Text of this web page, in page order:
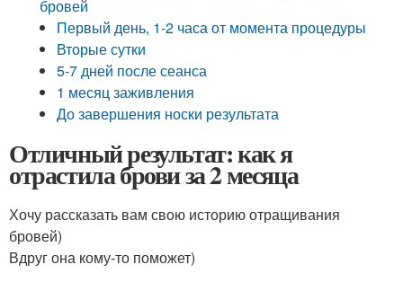
бровей
Первый день, 1-2 часа от момента процедуры
Вторые сутки
5-7 дней после сеанса
1 месяц заживления
До завершения носки результата
Отличный результат: как я
отрастила брови за 2 месяца
Хочу рассказать вам свою историю отращивания
бровей)
Вдруг она кому-то поможет)